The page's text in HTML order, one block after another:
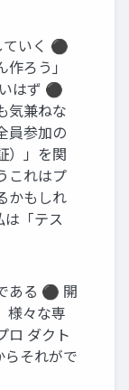
いく ⚫
ろう」
はず ⚫
気兼ねな
員参加の
）」を関
これはプ
かもしれ
「テス
ある ⚫ 開
様々な専
ロ ダクト
それがで